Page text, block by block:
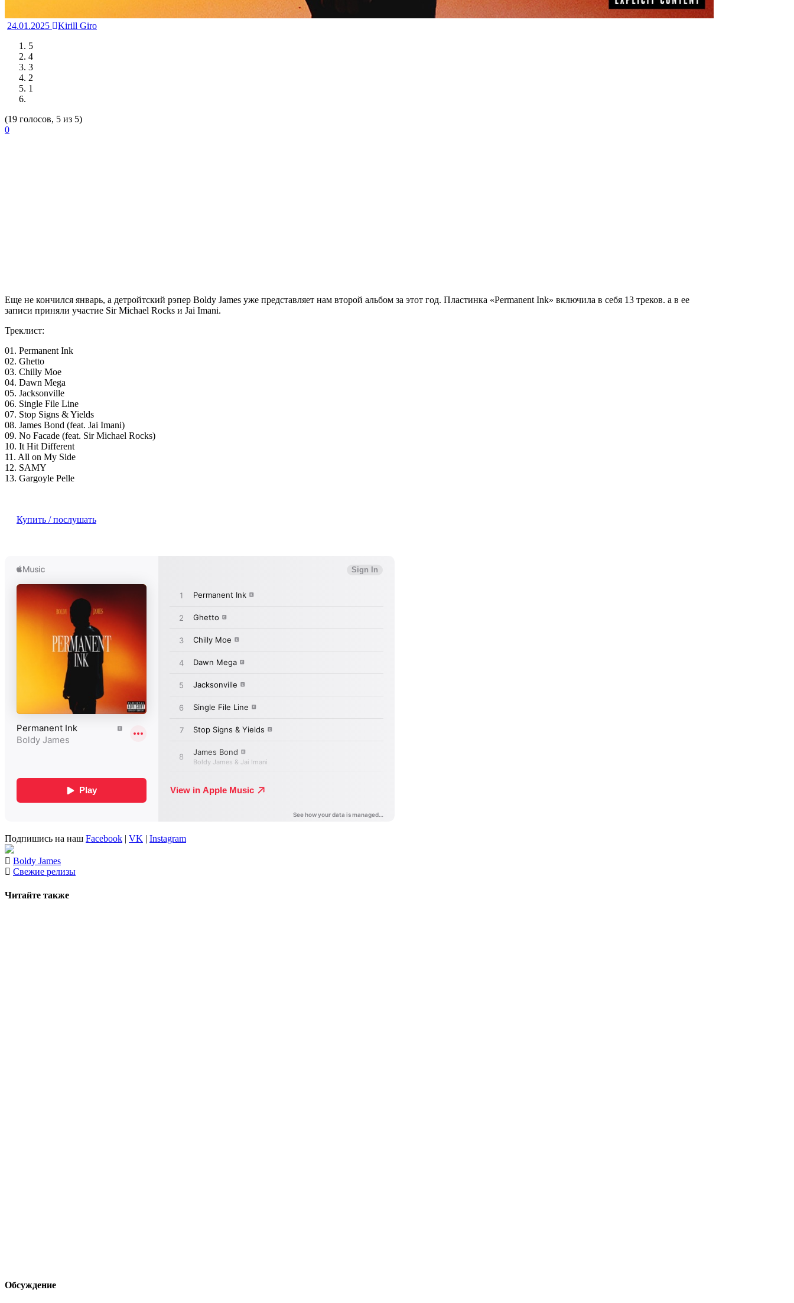
24.01.2025
Kirill Giro
5
4
3
2
1
(19 голосов, 5 из 5)
0
Еще не кончился январь, а детройтский рэпер Boldy James уже представляет нам второй альбом за этот год. Пластинка «Permanent Ink» включила в себя 13 треков. а в ее
записи приняли участие Sir Michael Rocks и Jai Imani.
Треклист:
01. Permanent Ink
02. Ghetto
03. Chilly Moe
04. Dawn Mega
05. Jacksonville
06. Single File Line
07. Stop Signs & Yields
08. James Bond (feat. Jai Imani)
09. No Facade (feat. Sir Michael Rocks)
10. It Hit Different
11. All on My Side
12. SAMY
13. Gargoyle Pelle
Купить / послушать
Подпишись на наш Facebook | VK | Instagram
Boldy James
Свежие релизы
Читайте также
Обсуждение